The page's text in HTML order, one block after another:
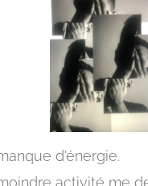
d'énergie.
activité me